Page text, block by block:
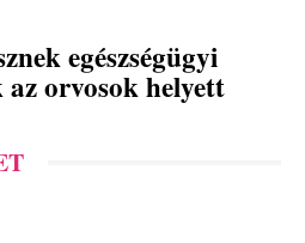
egészségügyi
orvosok helyett